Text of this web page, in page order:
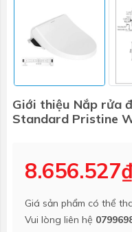
Giới thiệu Nắp rửa
Standard Pristine
Giá sản phẩm có thể
Vui lòng liên hệ